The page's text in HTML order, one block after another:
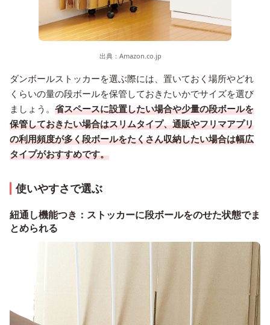
出典： Amazon.co.jp
ダンボールストッカーを選ぶ際には、置いておく場所やどれ
くらいの量の段ボールを保管しておきたいかでサイズを選び
ましょう。 省スペースに設置したい場合や少量の段ボールを
保管しておきたい場合はスリムタイプ、通販やフリマアプリ
の利用頻度が多く段ボールをたくさん収納したい場合は幅広
タイプがおすすめです。
使いやすさで選ぶ
紐通し機能つき：ストッカーに段ボールをのせた状態でま
とめられる